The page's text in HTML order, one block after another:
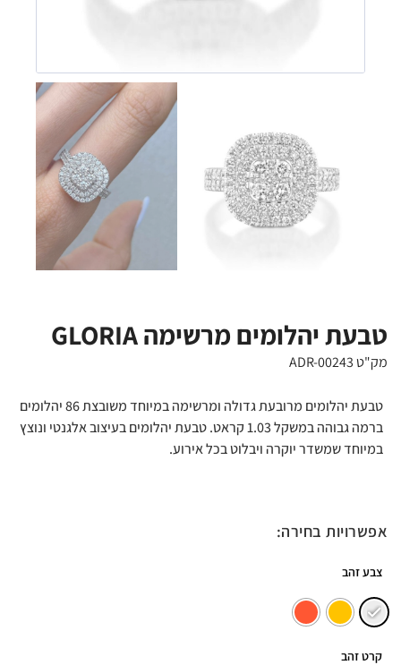
טבעת יהלומים מרשימה GLORIA
מק"ט ADR-00243
טבעת יהלומים מרובעת גדולה ומרשימה במיוחד משובצת 86 יהלומים
ברמה גבוהה במשקל 1.03 קראט. טבעת יהלומים בעיצוב אלגנטי ונוצץ
במיוחד שמשדר יוקרה ויבלוט בכל אירוע.
אפשרויות בחירה:
צבע זהב
קרט זהב